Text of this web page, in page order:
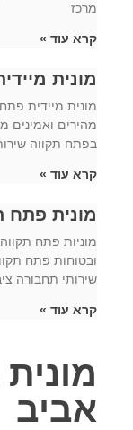
מרכז
קרא עוד »
מונית
מונית מיידית
מהירים ואמינים
בפתח תקווה
קרא עוד »
מונית פתח
מוניות פתח
ובטוחות פתח
שירותי תחבורה
קרא עוד »
אביב